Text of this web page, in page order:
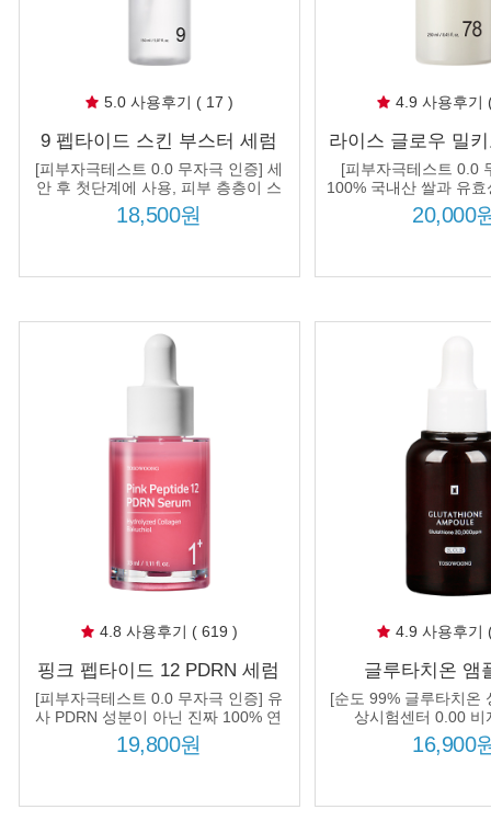
5.0 사용후기 ( 17 )
9 펩타이드 스킨 부스터 세럼
150ml 세안 후 첫 단계 부스터
효과 9종 펩타이드 유효성분 흡
수 극대화
[피부자극테스트 0.0 무자극 인증] 세
안 후 첫단계에 사용, 피부 층층이 스
며들어 피부 본연의 능력을 깨워주는
부스터 세럼!
18,500원
4.9 사용후기
라이스 글로우 밀
100% 국내산 쌀겨
물 미백 수분 보습
공 피부
[피부자극테스트 0.0
100% 국내산 쌀과 유
로 갈아만든
20,000
4.8 사용후기 ( 619 )
핑크 펩타이드 12 PDRN 세럼
33ml 연어 PDRN 10320ppm 흔
적 기미 잡티 토닝 진정 탄력
[피부자극테스트 0.0 무자극 인증] 유
사 PDRN 성분이 아닌 진짜 100% 연
어에서 추출한 고순도 PDRN
19,800원
4.9 사용후기
글루타치온 앰
20000ppm 고농축
백 화이트
[순도 99% 글루타치온
상시험센터 0.00 비
16,900